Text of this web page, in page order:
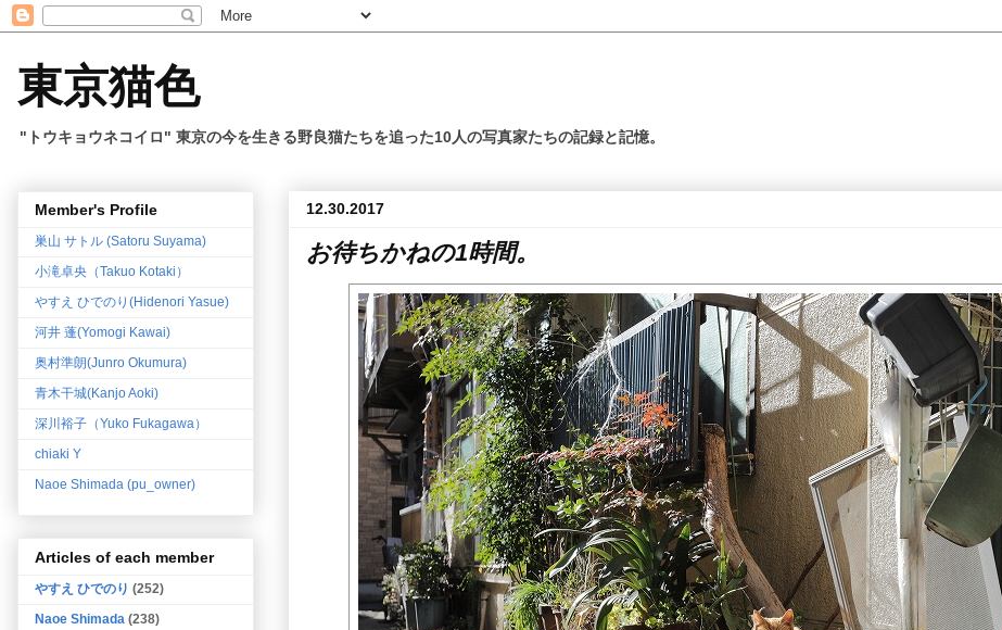
東京猫色
"トウキョウネコイロ" 東京の今を生きる野良猫たちを追った10人の写真家たちの記録と記憶。
12.30.2017
お待ちかねの1時間。
Member's Profile
巣山 サトル (Satoru Suyama)
小滝卓央（Takuo Kotaki）
やすえ ひでのり(Hidenori Yasue)
河井 蓬(Yomogi Kawai)
奥村準朗(Junro Okumura)
青木干城(Kanjo Aoki)
深川裕子（Yuko Fukagawa）
chiaki Y
Naoe Shimada (pu_owner)
Articles of each member
やすえ ひでのり (252)
Naoe Shimada (238)